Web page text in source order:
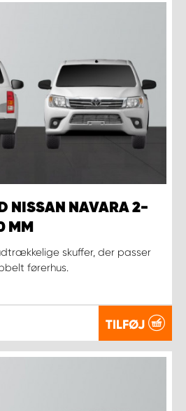
NISSAN NAVARA 2-
MM
skuffer, der passer
førerhus.
TILFØJ